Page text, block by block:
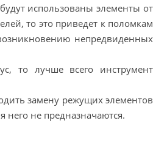
использованы элементы от
то это приведет к поломкам
непредвиденных
то лучше всего инструмент
замену режущих элементов
него не предназначаются.